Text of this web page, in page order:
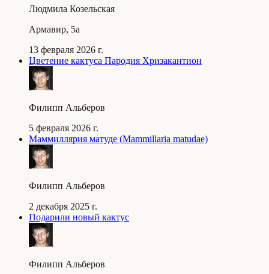
Людмила Козельская
Армавир, 5a
13 февраля 2026 г.
Цветение кактуса Пародия Хризакантион
Филипп Альберов
5 февраля 2026 г.
Маммиллярия матуде (Mammillaria matudae)
Филипп Альберов
2 декабря 2025 г.
Подарили новый кактус
Филипп Альберов